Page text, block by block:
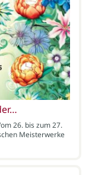
26. bis zum 27.
Meisterwerke